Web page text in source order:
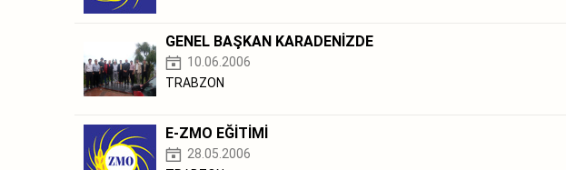
GENEL BAŞKAN KARADENİZDE
10.06.2006
TRABZON
E-ZMO EĞİTİMİ
28.05.2006